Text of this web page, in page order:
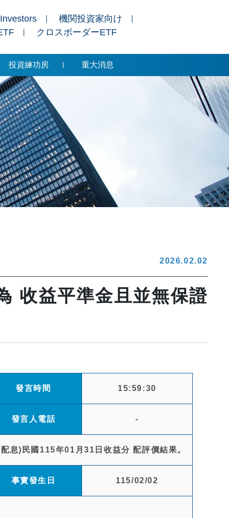
機関投資家向け
クロスボーダーETF
投資練功房 重大消息
2026.02.02
收益平準金且並無保證
發言時間 15:59:30
發言人電話 -
息)民國115年01月31日收益分 配評價結果。
事實發生日 115/02/02